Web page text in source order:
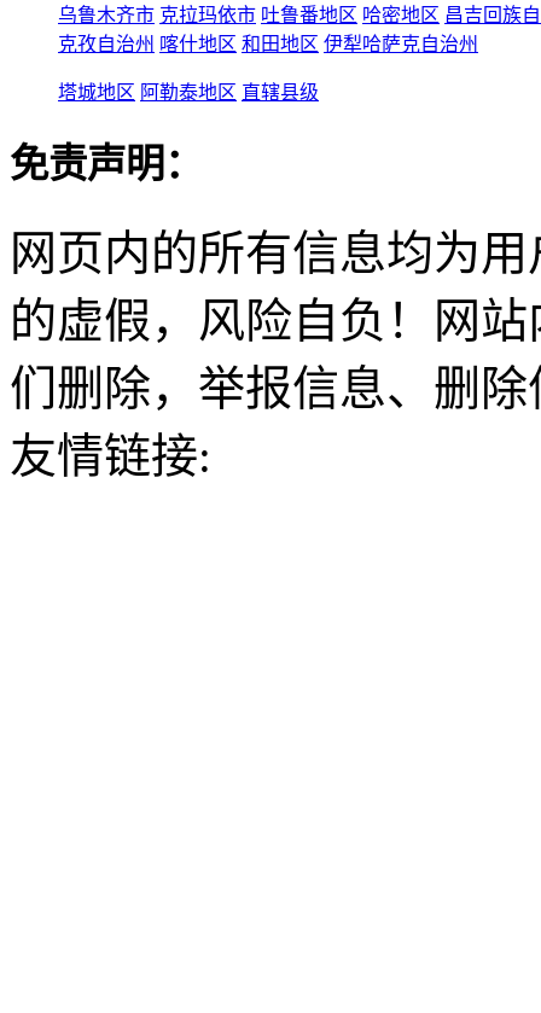
乌鲁木齐市 克拉玛依市 吐鲁番地区 哈密地区 昌吉回族
克孜自治州 喀什地区 和田地区 伊犁哈萨克自治州
塔城地区 阿勒泰地区 直辖县级
免责声明：
网页内的所有信息均为
的虚假，风险自负！网
们删除，举报信息、删
友情链接: